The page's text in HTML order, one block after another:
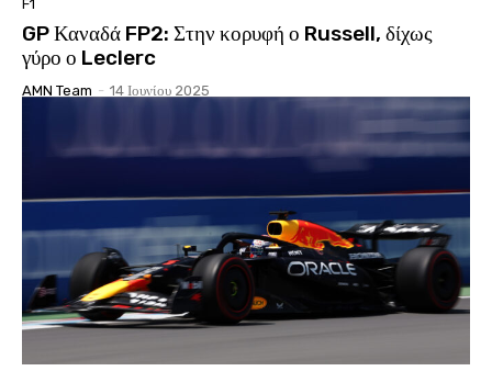
F1
GP Καναδά FP2: Στην κορυφή ο Russell, δίχως
γύρο ο Leclerc
AMN Team - 14 Ιουνίου 2025